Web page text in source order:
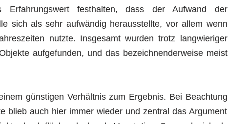
festhalten, dass der Aufwand der
sich als sehr aufwändig herausstellte, vor allem wenn
nutzte. Insgesamt wurden trotz langwieriger
aufgefunden, und das bezeichnenderweise meist
günstigen Verhältnis zum Ergebnis. Bei Beachtung
blieb auch hier immer wieder und zentral das Argument